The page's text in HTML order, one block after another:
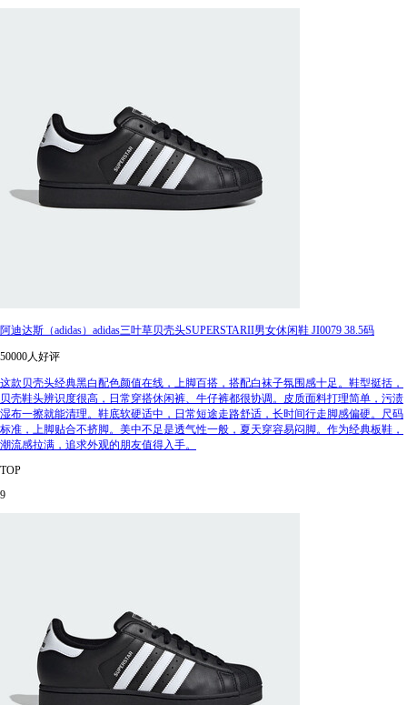
阿迪达斯（adidas）adidas三叶草贝壳头SUPERSTARII男女休闲鞋 JI0079 38.5码
50000人好评
这款贝壳头经典黑白配色颜值在线，上脚百搭，搭配白袜子氛围感十足。鞋型挺括，
贝壳鞋头辨识度很高，日常穿搭休闲裤、牛仔裤都很协调。皮质面料打理简单，污渍
湿布一擦就能清理。鞋底软硬适中，日常短途走路舒适，长时间行走脚感偏硬。尺码
标准，上脚贴合不挤脚。美中不足是透气性一般，夏天穿容易闷脚。作为经典板鞋，
潮流感拉满，追求外观的朋友值得入手。
TOP
9